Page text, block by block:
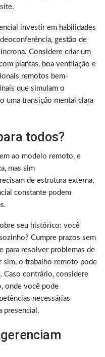
investir em habilidades
gestão de
Considere criar um
plantas, boa ventilação e
remotos bem-
que simulam o
uma transição mental clara
todos?
ao modelo remoto, e
mas sim
de estrutura externa,
constante podem
seu histórico: você
Cumpre prazos sem
para resolver problemas de
sim, o trabalho remoto pode
Caso contrário, considere
onde você pode
necessárias
presencial.